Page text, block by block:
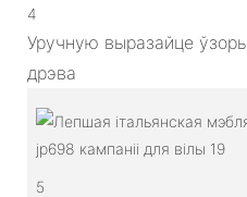
4
Уручную выразайце
дрэва
5